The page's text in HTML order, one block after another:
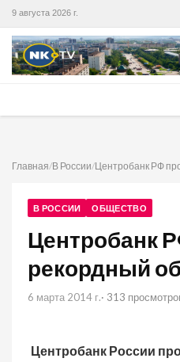
9 августа 2026 г.
Главная/В России/Центробанк РФ
В РОССИИ ОБЩЕСТВО
Центробанк
рекордный
6 марта 2014 г.· 313
Центробанк России